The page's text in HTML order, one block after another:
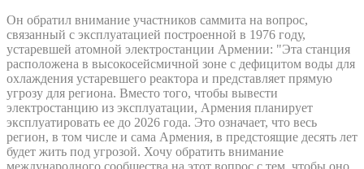
Он обратил внимание участников cаммита на вопрос,
связанный с эксплуатацией построенной в 1976 году,
устаревшей атомной электростанции Армении: "Эта станция
расположена в высокосейсмичной зоне с дефицитом воды для
охлаждения устаревшего реактора и представляет прямую
угрозу для региона. Вместо того, чтобы вывести
электростанцию из эксплуатации, Армения планирует
эксплуатировать ее до 2026 года. Это означает, что весь
регион, в том числе и сама Армения, в предстоящие десять лет
будет жить под угрозой. Хочу обратить внимание
международного сообщества на этот вопрос с тем, чтобы оно